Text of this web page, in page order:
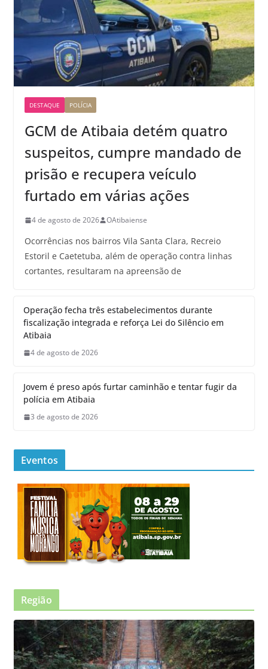
DESTAQUE POLÍCIA
GCM de Atibaia detém quatro
suspeitos, cumpre mandado de
prisão e recupera veículo
furtado em várias ações
4 de agosto de 2026 OAtibaiense
Ocorrências nos bairros Vila Santa Clara, Recreio
Estoril e Caetetuba, além de operação contra linhas
cortantes, resultaram na apreensão de
Operação fecha três estabelecimentos durante
fiscalização integrada e reforça Lei do Silêncio em
Atibaia
4 de agosto de 2026
Jovem é preso após furtar caminhão e tentar fugir da
polícia em Atibaia
3 de agosto de 2026
Eventos
Região